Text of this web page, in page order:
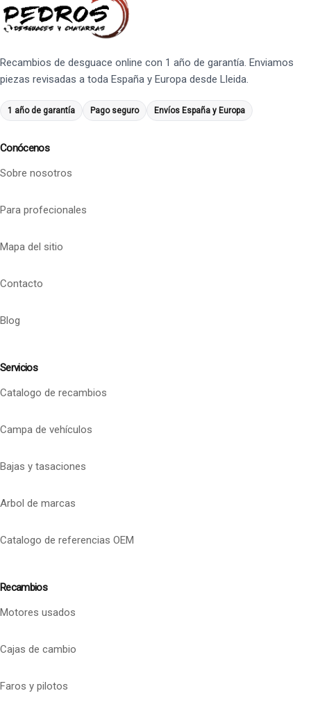
Recambios de desguace online con 1 año de garantía. Enviamos
piezas revisadas a toda España y Europa desde Lleida.
1 año de garantía Pago seguro Envíos España y Europa
Conócenos
Sobre nosotros
Para profecionales
Mapa del sitio
Contacto
Blog
Servicios
Catalogo de recambios
Campa de vehículos
Bajas y tasaciones
Arbol de marcas
Catalogo de referencias OEM
Recambios
Motores usados
Cajas de cambio
Faros y pilotos